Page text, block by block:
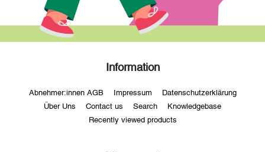
Information
Abnehmer:innen AGB Impressum Datenschutzerklärung
Über Uns Contact us Search Knowledgebase
Recently viewed products